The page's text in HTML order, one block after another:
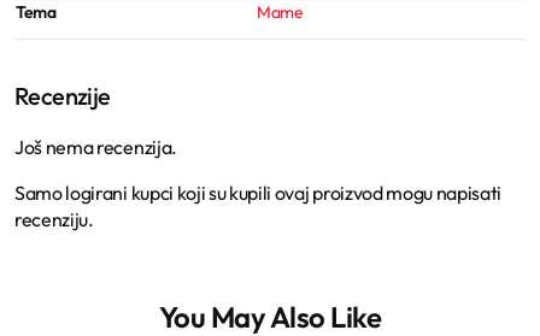
Tema
Mame
Recenzije
Još nema recenzija.
Samo logirani kupci koji su kupili ovaj proizvod mogu napisati
recenziju.
You May Also Like